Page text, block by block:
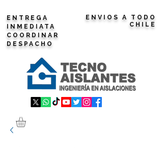
ENTREGA
INMEDIATA
COORDINAR
DESPACHO
ENVIOS A TODO
CHILE